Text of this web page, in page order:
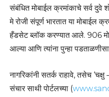
संबंधित मोबाईल क्रमांकाचे सर्व दुवे
मे रोजी संपूर्ण भारतात या मोबाईल
हँडसेट ब्लॉक करण्यात आले. 906
आल्या आणि त्यांना पुन्हा
नागरिकांनी सतर्क राहावे, तसेच
संचार साथी पोर्टलच्या (